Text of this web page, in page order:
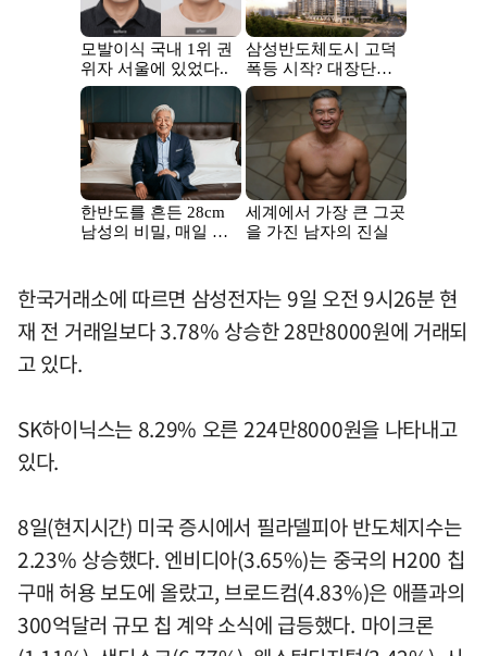
한국거래소에 따르면 삼성전자는 9일 오전 9시26분 현
재 전 거래일보다 3.78% 상승한 28만8000원에 거래되
고 있다.
SK하이닉스는 8.29% 오른 224만8000원을 나타내고
있다.
8일(현지시간) 미국 증시에서 필라델피아 반도체지수는
2.23% 상승했다. 엔비디아(3.65%)는 중국의 H200 칩
구매 허용 보도에 올랐고, 브로드컴(4.83%)은 애플과의
300억달러 규모 칩 계약 소식에 급등했다. 마이크론